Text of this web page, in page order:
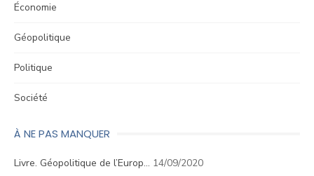
Économie
Géopolitique
Politique
Société
À NE PAS MANQUER
Livre. Géopolitique de l’Europ… 14/09/2020